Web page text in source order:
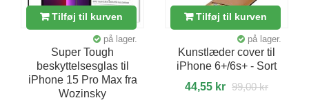
Tilføj til kurven
på lager.
Super Tough
beskyttelsesglas til
iPhone 15 Pro Max fra
Wozinsky
Tilføj til kurven
på lager.
Kunstlæder cover til
iPhone 6+/6s+ - Sort
44,55 kr 99,00 kr